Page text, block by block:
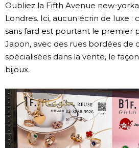
Oubliez la Fifth Avenue new-
Londres. Ici, aucun écrin de luxe :
sans fard est pourtant le premier
Japon, avec des rues bordées de
spécialisées dans la vente, le
bijoux.